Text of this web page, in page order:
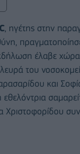
, ηγέτης στην
έλαβε χώρα
του
και
Χριστοφορίδου